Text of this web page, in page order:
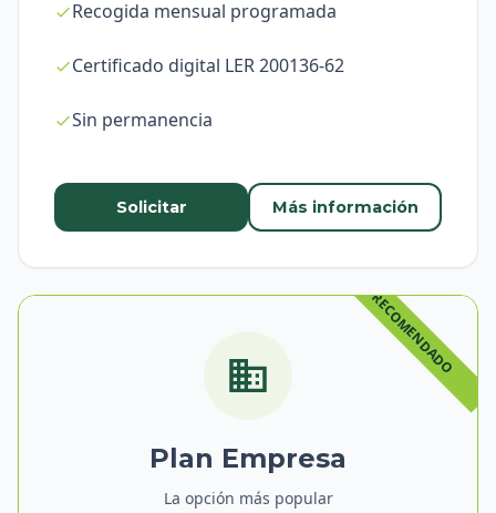
Recogida mensual programada
Certificado digital LER 200136-62
Sin permanencia
Solicitar Más información
Plan Empresa
La opción más popular